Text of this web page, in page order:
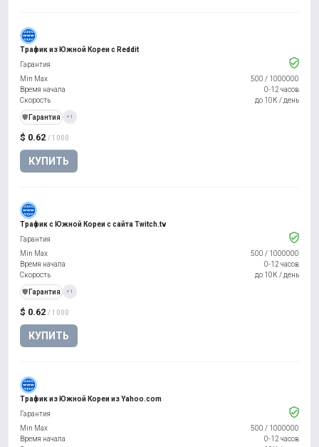
Трафик из Южной Кореи с Reddit
$ 0.62 / 1000
КУПИТЬ
Гарантия
Min Max
500 / 1000000
Время начала
0-12 часов
Скорость
до 10К / день
️🛡️ Гарантия +1
Трафик с Южной Кореи с сайта Twitch.tv
$ 0.62 / 1000
КУПИТЬ
Гарантия
Min Max
500 / 1000000
Время начала
0-12 часов
Скорость
до 10К / день
️🛡️ Гарантия +1
Трафик из Южной Кореи из Yahoo.com
Гарантия
Min Max
500 / 1000000
Время начала
0-12 часов